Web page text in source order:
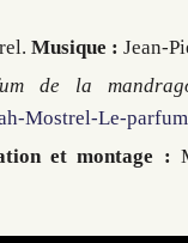
Musique : Jean-
de la
Mostrel-Le-
et montage :